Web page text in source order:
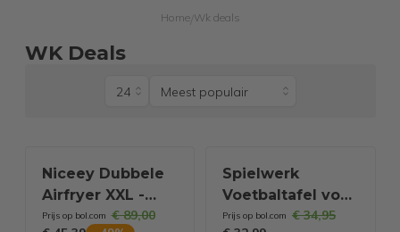
Home/ Wk deals
WK Deals
Niceey Dubbele
Airfryer XXL -
Twee
Prijs op bol.com € 89,00
Spielwerk
Voetbaltafel voor
kinderen - 69 x
Prijs op bol.com € 34,95